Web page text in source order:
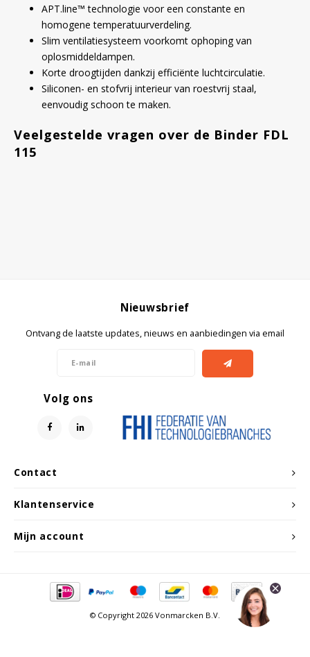
APT.line™ technologie voor een constante en
homogene temperatuurverdeling.
Slim ventilatiesysteem voorkomt ophoping van
oplosmiddeldampen.
Korte droogtijden dankzij efficiënte luchtcirculatie.
Siliconen- en stofvrij interieur van roestvrij staal,
eenvoudig schoon te maken.
Veelgestelde vragen over de Binder FDL
115
Contact
Nieuwsbrief
Ontvang de laatste updates, nieuws en aanbiedingen via email
Volg ons
Klantenservice
Mijn account
© Copyright 2026 Vonmarcken B.V.